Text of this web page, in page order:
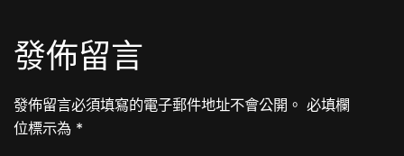
發佈留言
發佈留言必須填寫的電子郵件地址不會公開。 必填欄
位標示為 *